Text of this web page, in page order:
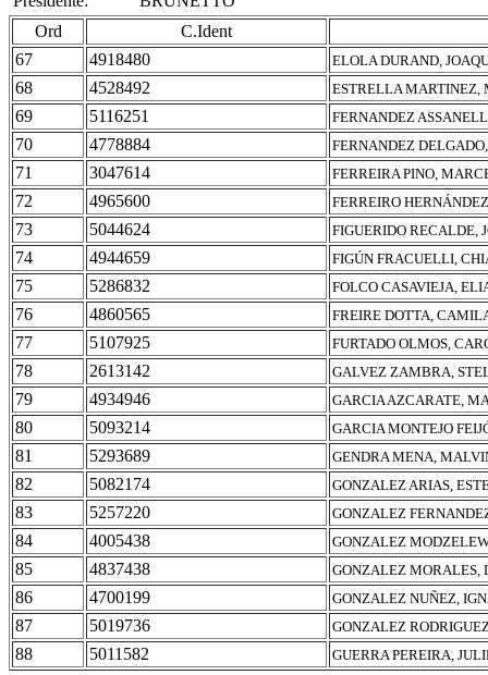
Ord
C.Ident
67
4918480 ELOLA DURAND,
68 4528492 ESTRELLA MARTINEZ,
69 5116251 FERNANDEZ
70 4778884 FERNANDEZ
71 3047614 FERREIRA PINO,
72 4965600 FERREIRO
73 5044624 FIGUERIDO RECALDE,
74 4944659 FIGÚN FRACUELLI,
75 5286832 FOLCO CASAVIEJA,
76 4860565 FREIRE DOTTA,
77 5107925 FURTADO OLMOS,
78 2613142 GALVEZ ZAMBRA,
79 4934946 GARCIA AZCARATE,
80 5093214 GARCIA MONTEJO
81 5293689 GENDRA MENA,
82 5082174 GONZALEZ ARIAS,
83 5257220 GONZALEZ
84 4005438 GONZALEZ
85 4837438 GONZALEZ MORALES,
86 4700199 GONZALEZ NUÑEZ,
87 5019736 GONZALEZ
88 5011582 GUERRA PEREIRA,